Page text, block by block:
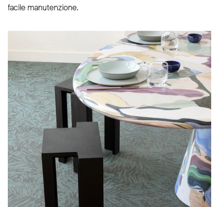
facile manutenzione.